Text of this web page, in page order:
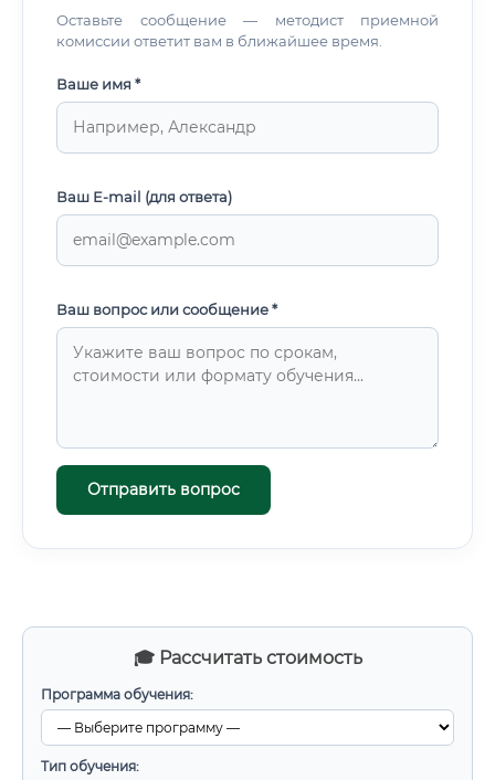
🎓 Рассчитать стоимость
Программа обучения:
Тип обучения:
Оставьте сообщение — методист приемной
комиссии ответит вам в ближайшее время.
Ваше имя *
Ваш E-mail (для ответа)
Ваш вопрос или сообщение *
Отправить вопрос